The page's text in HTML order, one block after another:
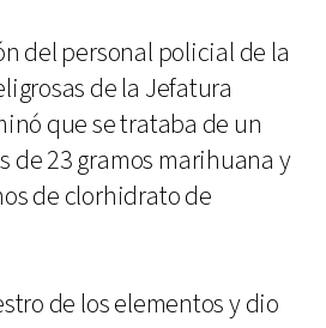
del personal policial de la
de la Jefatura
que se trataba de un
de 23 gramos marihuana y
de clorhidrato de
de los elementos y dio